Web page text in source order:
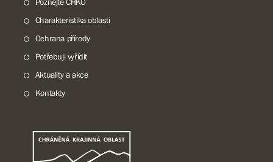
Poznejte CHKO
Charakteristika oblasti
Ochrana přírody
Potřebuji vyřídit
Aktuality a akce
Kontakty